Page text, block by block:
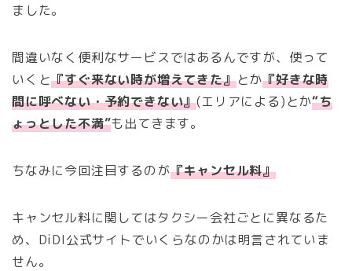
ました。
間違いなく便利なサービスではあるんですが、使って
いくと『すぐ来ない時が増えてきた』とか『好きな時
間に呼べない・予約できない』(エリアによる)とか“ち
ょっとした不満”も出てきます。
ちなみに今回注目するのが『キャンセル料』
キャンセル料に関してはタクシー会社ごとに異なるた
め、DiDI公式サイトでいくらなのかは明言されていま
せん。